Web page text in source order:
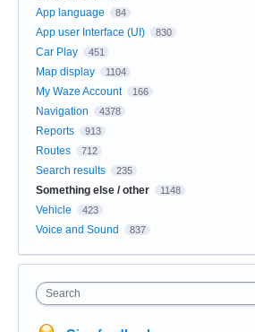
App language 84
App user Interface (UI) 830
Car Play 451
Map display 1104
My Waze Account 166
Navigation 4378
Reports 913
Routes 712
Search results 235
Something else / other 1148
Vehicle 423
Voice and Sound 837
Search